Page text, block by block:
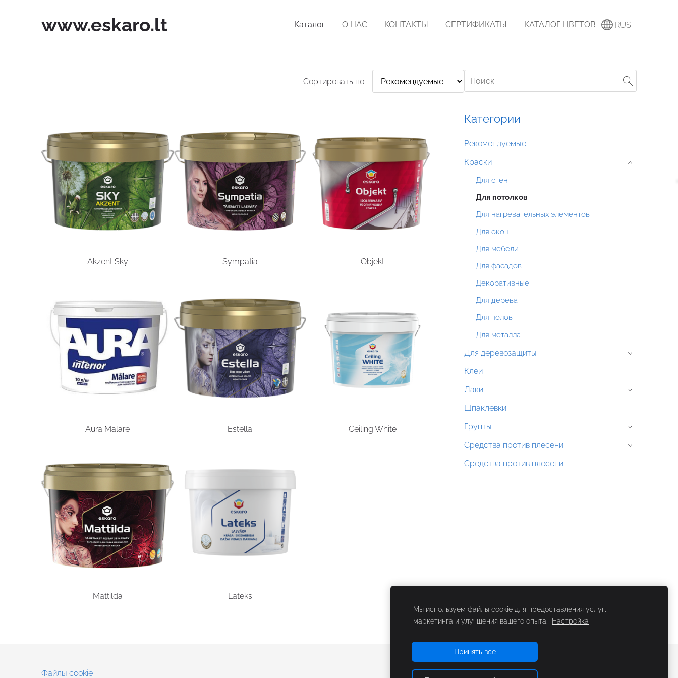
www.eskaro.lt Каталог О НАС КОНТАКТЫ СЕРТИФИКАТЫ КАТАЛОГ ЦВЕТОВ RUS
Категории
Рекомендуемые
Краски
Для стен
Для потолков
Для нагревательных элементов
Для окон
Для мебели
Для фасадов
Декоративные
Для дерева
Для полов
Для металла
›
Для деревозащиты ›
Клеи
Лаки
›
Шпаклевки
Грунты
›
Средства против плесени ›
Средства против плесени
Сортировать по
Akzent Sky Sympatia Objekt
Aura Malare Estella Ceiling White
Mattilda Lateks
Файлы cookie
Мы используем файлы cookie для предоставления услуг,
маркетинга и улучшения вашего опыта.
Настройка
Принять все